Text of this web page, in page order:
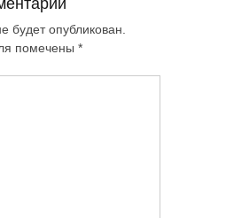
будет опубликован.
помечены *